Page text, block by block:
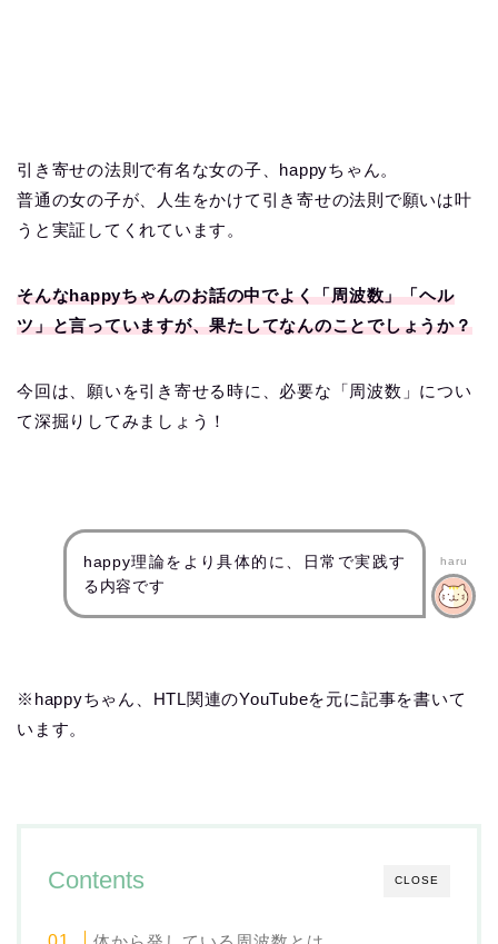
引き寄せの法則で有名な女の子、happyちゃん。
普通の女の子が、人生をかけて引き寄せの法則で願いは叶
うと実証してくれています。
そんなhappyちゃんのお話の中でよく「周波数」「ヘル
ツ」と言っていますが、果たしてなんのことでしょうか？
今回は、願いを引き寄せる時に、必要な「周波数」につい
て深掘りしてみましょう！
happy理論をより具体的に、日常で実践す
る内容です
haru
※happyちゃん、HTL関連のYouTubeを元に記事を書いて
います。
CLOSE
Contents